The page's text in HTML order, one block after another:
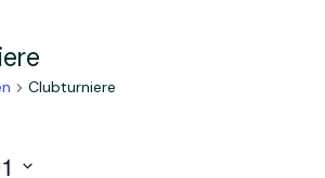
Clubturniere